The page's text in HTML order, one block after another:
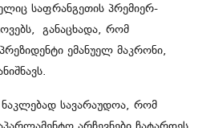
საფრანგეთის პრემიერ-
განაცხადა, რომ
ემანუელ მაკრონი,
სავარაუდოა, რომ